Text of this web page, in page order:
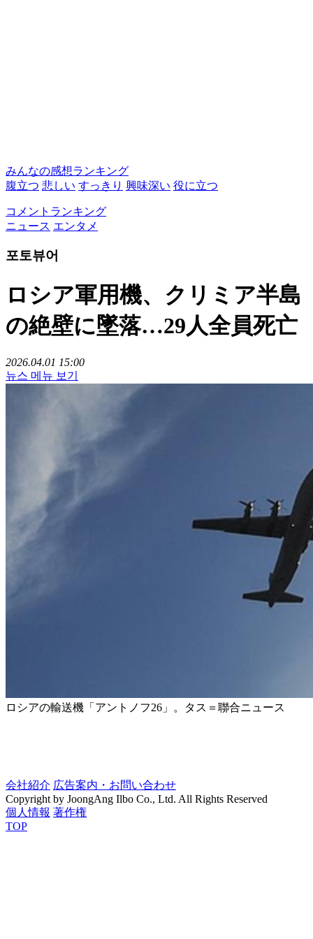
みんなの感想ランキング
腹立つ 悲しい すっきり 興味深い 役に立つ
コメントランキング
ニュース エンタメ
포토뷰어
ロシア軍用機、クリミア半島
の絶壁に墜落…29人全員死亡
2026.04.01 15:00
뉴스 메뉴 보기
ロシアの輸送機「アントノフ26」。タス＝聯合ニュース
会社紹介 広告案内・お問い合わせ
Copyright by JoongAng Ilbo Co., Ltd. All Rights Reserved
個人情報 著作権
TOP